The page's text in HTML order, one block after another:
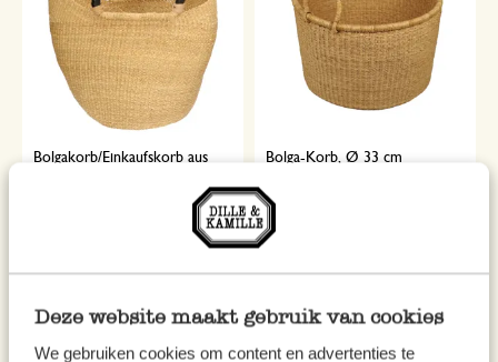
Deze website maakt gebruik van cookies
We gebruiken cookies om content en advertenties te
Bolgakorb/Einkaufskorb aus
Bolga-Korb, Ø 33 cm